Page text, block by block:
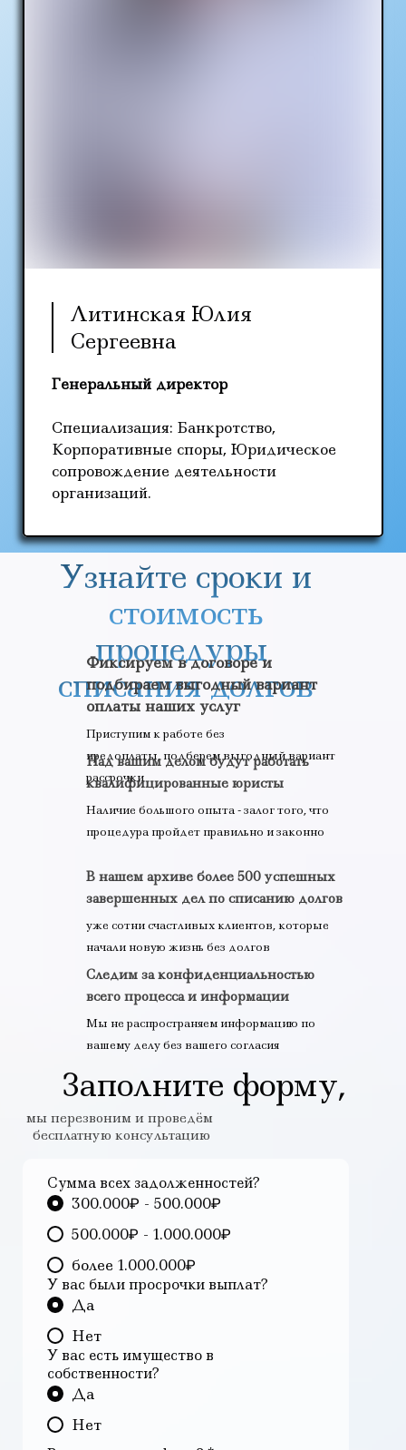
Литинская Юлия
Сергеевна
Генеральный директор
Специализация: Банкротство,
Корпоративные споры, Юридическое
сопровождение деятельности
организаций.
Следим за конфиденциальностью
всего процесса и информации
Мы не распространяем информацию по
вашему делу без вашего согласия
В нашем архиве более 500 успешных
завершенных дел по списанию долгов
уже сотни счастливых клиентов, которые
начали новую жизнь без долгов
Над вашим делом будут работать
квалифицированные юристы
Наличие большого опыта - залог того, что
процедура пройдет правильно и законно
Фиксируем в договоре и
подбираем выгодный вариант
оплаты наших услуг
Приступим к работе без
предоплаты,подберем выгодный вариант
рассрочки
Узнайте сроки и
стоимость
процедуры
списаниядолгов
Заполните форму,
мы перезвоним и проведём
бесплатную консультацию
Сумма всех задолженностей?
300.000₽ - 500.000₽
500.000₽ - 1.000.000₽
более 1.000.000₽
У вас были просрочки выплат?
Да
Нет
У вас есть имущество в
собственности?
Да
Нет